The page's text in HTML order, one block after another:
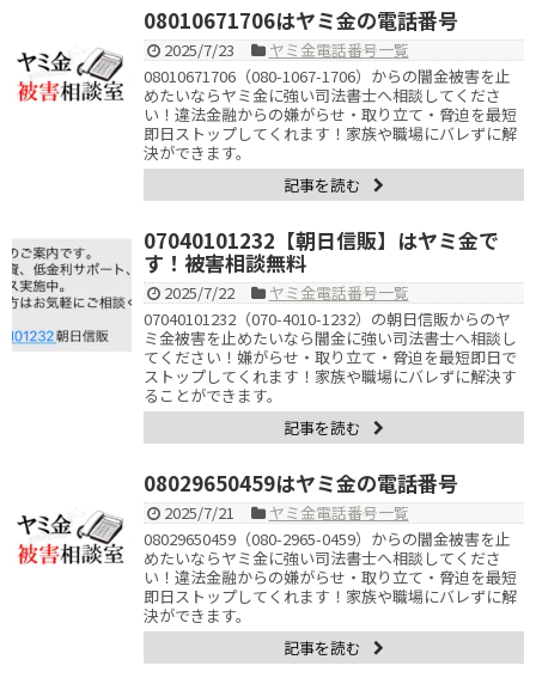
08010671706はヤミ金の電話番号
2025/7/23
ヤミ金電話番号一覧
08010671706（080-1067-1706）からの闇金被害を止
めたいならヤミ金に強い司法書士へ相談してくださ
い！違法金融からの嫌がらせ・取り立て・脅迫を最短
即日ストップしてくれます！家族や職場にバレずに解
決ができます。
記事を読む
07040101232【朝日信販】はヤミ金で
す！被害相談無料
2025/7/22
ヤミ金電話番号一覧
07040101232（070-4010-1232）の朝日信販からのヤ
ミ金被害を止めたいなら闇金に強い司法書士へ相談し
てください！嫌がらせ・取り立て・脅迫を最短即日で
ストップしてくれます！家族や職場にバレずに解決す
ることができます。
記事を読む
08029650459はヤミ金の電話番号
2025/7/21
ヤミ金電話番号一覧
08029650459（080-2965-0459）からの闇金被害を止
めたいならヤミ金に強い司法書士へ相談してくださ
い！違法金融からの嫌がらせ・取り立て・脅迫を最短
即日ストップしてくれます！家族や職場にバレずに解
決ができます。
記事を読む